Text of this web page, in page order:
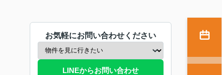
お気軽にお問い合わせください
LINEからお問い合わせ